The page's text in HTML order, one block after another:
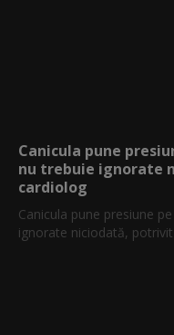
Canicula pune
nu trebuie ignorate
cardiolog
Canicula pune presiune
ignorate niciodată, potrivit